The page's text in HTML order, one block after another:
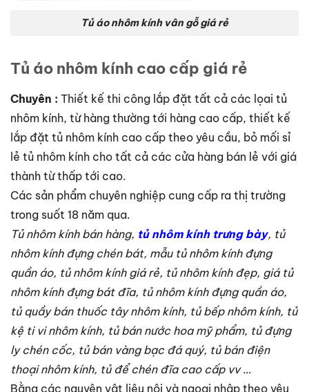
Tủ áo nhôm kính vân gỗ giá rẻ
Tủ áo nhôm kính cao cấp giá rẻ
Chuyên : Thiết kế thi công lắp đặt tất cả các lọai tủ
nhôm kính, từ hàng thường tới hàng cao cấp, thiết kế
lắp đặt tủ nhôm kính cao cấp theo yêu cầu, bỏ mối sỉ
lẻ tủ nhôm kính cho tất cả các cửa hàng bán lẻ với giá
thành từ thấp tới cao.
Các sản phẩm chuyên nghiệp cung cấp ra thị trường
trong suốt 18 năm qua.
Tủ nhôm kính bán hàng, tủ nhôm kính trưng bày, tủ
nhôm kính đựng chén bát, mẫu tủ nhôm kính đựng
quần áo, tủ nhôm kính giá rẻ, tủ nhôm kính đẹp, giá tủ
nhôm kính đựng bát đĩa, tủ nhôm kính đựng quần áo,
tủ quầy bán thuốc tây nhôm kính, tủ bếp nhôm kính, tủ
kệ ti vi nhôm kính, tủ bán nước hoa mỹ phẩm, tủ đựng
ly chén cốc, tủ bán vàng bạc đá quý, tủ bán điện
thoại nhôm kính, tủ để chén đĩa cao cấp vv …
Bằng các nguyên vật liệu nội và ngoại nhập theo yêu